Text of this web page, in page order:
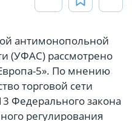
антимонопольной
(УФАС) рассмотрено
5». По мнению
торговой сети
Федерального закона
регулирования